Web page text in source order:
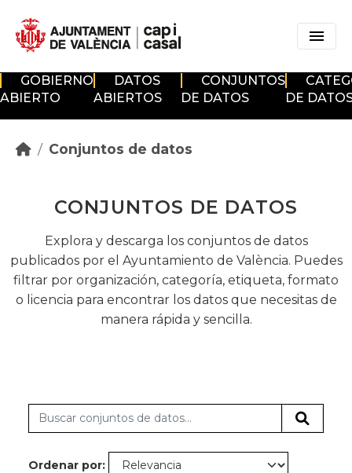
GOBIERNO
ABIERTO
DATOS
ABIERTOS
CONJUNTOS
DE DATOS
DE
Conjuntos de datos
CONJUNTOS DE DATOS
Explora y descarga los conjuntos de datos
publicados por el Ayuntamiento de València. Puedes
filtrar por organización, categoría, etiqueta, formato
o licencia para encontrar los datos que necesitas de
manera rápida y sencilla.
Ordenar por